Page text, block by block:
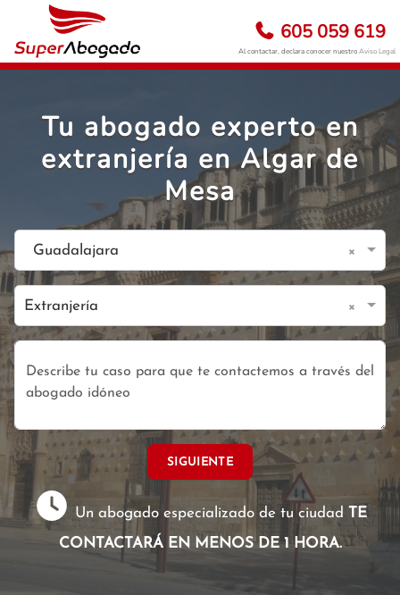
605 059 619
Al contactar, declara conocer nuestroAviso Legal
Tu abogado experto en
extranjería en Algar de
Mesa
Guadalajara ×
Extranjería ×
SIGUIENTE
Un abogado especializado de tu ciudad TE
CONTACTARÁ EN MENOS DE 1 HORA.